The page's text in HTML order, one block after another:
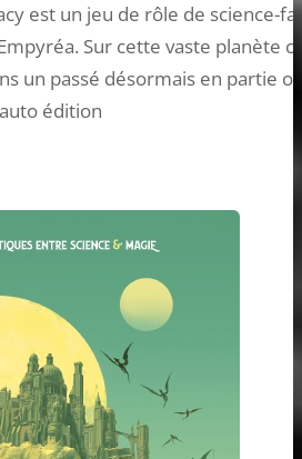
est un jeu de rôle de science-
Sur cette vaste planète
un passé désormais en partie
édition